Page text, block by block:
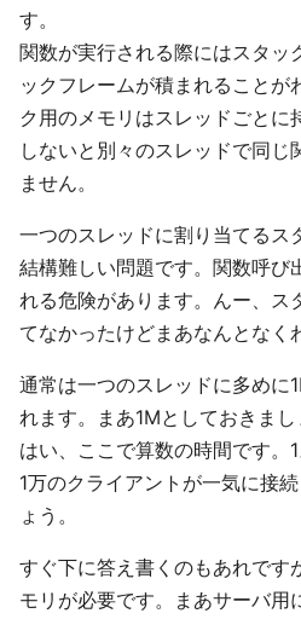
す。
関数が実行される際にはスタッ
ックフレームが積まれることが
ク用のメモリはスレッドごとに
しないと別々のスレッドで同じ
ません。
一つのスレッドに割り当てるス
結構難しい問題です。関数呼び
れる危険があります。んー、ス
てなかったけどまあなんとなく
通常は一つのスレッドに多めに
れます。まあ1Mとしておきまし
はい、ここで算数の時間です。
1万のクライアントが一気に接
ょう。
すぐ下に答え書くのもあれです
モリが必要です。まあサーバ用